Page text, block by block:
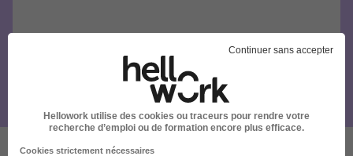
Continuer sans accepter
Hellowork utilise des cookies ou traceurs pour rendre votre
recherche d’emploi ou de formation encore plus efficace.
Cookies strictement nécessaires